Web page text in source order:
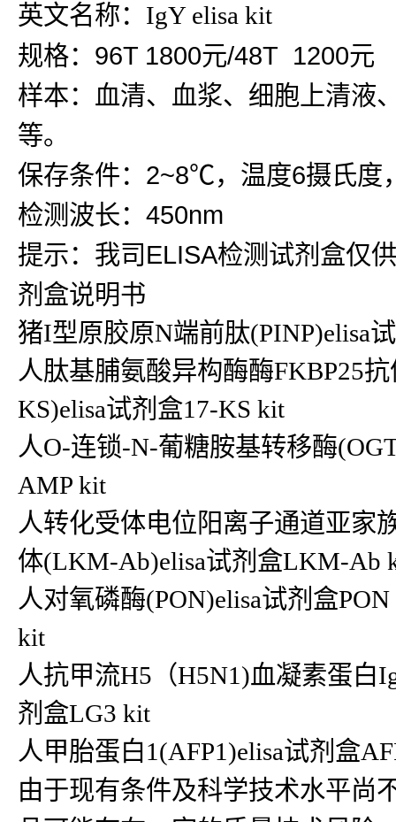
英文名称：IgY elisa kit
规格：96T 1800元/48T 1200元
样本：血清、血浆、细胞上清液
等。
保存条件：2~8℃，温度6摄氏度
检测波长：450nm
提示：我司ELISA检测试剂盒仅
剂盒说明书
猪I型原胶原N端前肽(PINP)elisa
人肽基脯氨酸异构酶酶FKBP25
KS)elisa试剂盒17-KS kit
人O-连锁-N-葡糖胺基转移酶
AMP kit
人转化受体电位阳离子通道亚家
体(LKM-Ab)elisa试剂盒LKM-Ab
人对氧磷酶(PON)elisa试剂盒
kit
人抗甲流H5（H5N1)血凝素蛋白
剂盒LG3 kit
人甲胎蛋白1(AFP1)elisa试剂盒
由于现有条件及科学技术水平尚